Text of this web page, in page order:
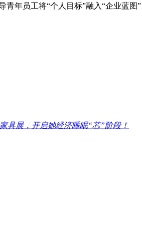
年员工将“个人目标”融入“企业蓝图
具展，开启她经济睡眠“芯”阶段！